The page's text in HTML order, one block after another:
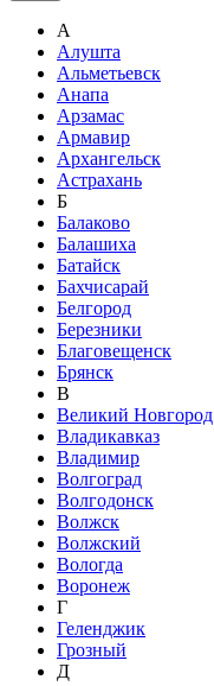
А
Алушта
Альметьевск
Анапа
Арзамас
Армавир
Архангельск
Астрахань
Б
Балаково
Балашиха
Батайск
Бахчисарай
Белгород
Березники
Благовещенск
Брянск
В
Великий Новгород
Владикавказ
Владимир
Волгоград
Волгодонск
Волжск
Волжский
Вологда
Воронеж
Г
Геленджик
Грозный
Д